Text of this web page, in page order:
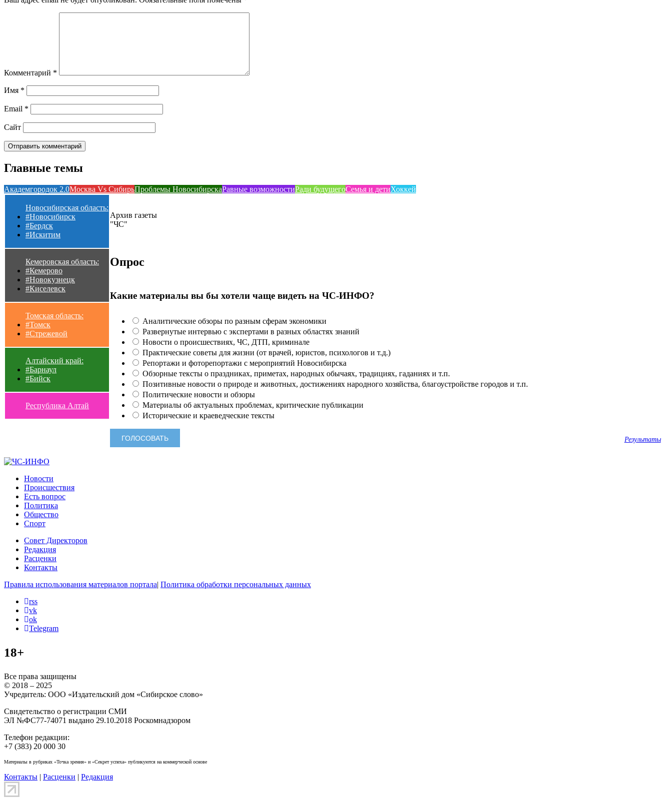
Комментарий *
Имя *
Email *
Сайт
Главные темы
Академгородок 2.0Москва Vs СибирьПроблемы НовосибирскаРавные возможностиРади будущегоСемья и детиХоккей
Новосибирская область:
#Новосибирск
#Бердск
#Искитим
Кемеровская область:
#Кемерово
#Новокузнецк
#Киселевск
Томская область:
#Томск
#Стрежевой
Алтайский край:
#Барнаул
#Бийск
Республика Алтай
Архив газеты
"ЧС"
Опрос
Какие материалы вы бы хотели чаще видеть на ЧС-ИНФО?
Аналитические обзоры по разным сферам экономики
Развернутые интервью с экспертами в разных областях знаний
Новости о происшествиях, ЧС, ДТП, криминале
Практические советы для жизни (от врачей, юристов, психологов и т.д.)
Репортажи и фоторепортажи с мероприятий Новосибирска
Обзорные тексты о праздниках, приметах, народных обычаях, традициях, гаданиях и т.п.
Позитивные новости о природе и животных, достижениях народного хозяйства, благоустройстве городов и т.п.
Политические новости и обзоры
Материалы об актуальных проблемах, критические публикации
Исторические и краеведческие тексты
Результаты
Новости
Происшествия
Есть вопрос
Политика
Общество
Спорт
Совет Директоров
Редакция
Расценки
Контакты
Правила использования материалов портала| Политика обработки персональных данных
rss
vk
ok
Telegram
18+
Все права защищены
© 2018 – 2025
Учредитель: ООО «Издательский дом «Сибирское слово»
Свидетельство о регистрации СМИ
ЭЛ №ФС77-74071 выдано 29.10.2018 Роскомнадзором
Телефон редакции:
+7 (383) 20 000 30
Материалы в рубриках «Точка зрения» и «Секрет успеха» публикуются на коммерческой основе
Контакты | Расценки | Редакция